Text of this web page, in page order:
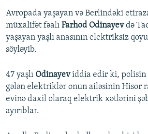
Avropada yaşayan və Berlindəki
müxalifət fəalı Farhod Odinayevdə
yaşayan yaşlı anasının elektriksiz
söyləyib.
47 yaşlı Odinayeviddia edir ki, polisin
gələn elektriklər onun ailəsinin Hisor
evinə daxil olaraq elektrik xətlərini
ayırıblar.